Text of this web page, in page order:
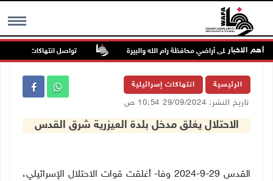
MENU أهم الاخبار تواصل انتهاكات الاحتلال
الرئيسية انتهاكات إسرائيلية
تاريخ النشر: 29/09/2024 10:54 ص
الاحتلال يغلق مدخل بلدة العيزرية شرق القدس
القدس 29-9-2024 وفا- أغلقت قوات الاحتلال الإسرائيلي،